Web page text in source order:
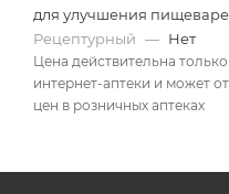
для улучшения
Рецептурный — Нет
Цена действительна
интернет-аптеки и может
цен в розничных аптеках